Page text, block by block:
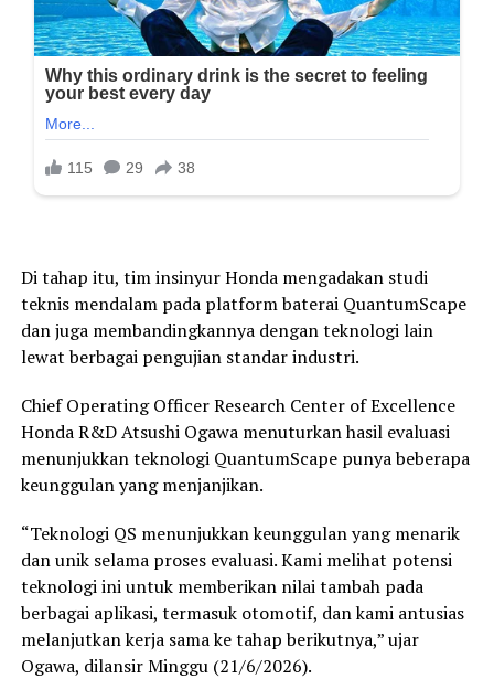
Di tahap itu, tim insinyur Honda mengadakan studi
teknis mendalam pada platform baterai QuantumScape
dan juga membandingkannya dengan teknologi lain
lewat berbagai pengujian standar industri.
Chief Operating Officer Research Center of Excellence
Honda R&D Atsushi Ogawa menuturkan hasil evaluasi
menunjukkan teknologi QuantumScape punya beberapa
keunggulan yang menjanjikan.
“Teknologi QS menunjukkan keunggulan yang menarik
dan unik selama proses evaluasi. Kami melihat potensi
teknologi ini untuk memberikan nilai tambah pada
berbagai aplikasi, termasuk otomotif, dan kami antusias
melanjutkan kerja sama ke tahap berikutnya,” ujar
Ogawa, dilansir Minggu (21/6/2026).